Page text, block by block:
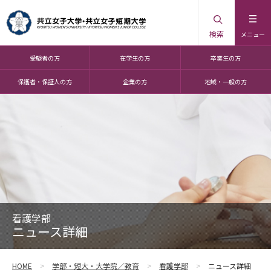
メニュー
検索
受験者の方 在学生の方 卒業生の方
保護者・保証人の方 企業の方 地域・一般の方
看護学部
ニュース詳細
HOME 学部・短大・大学院／教育 看護学部 ニュース詳細